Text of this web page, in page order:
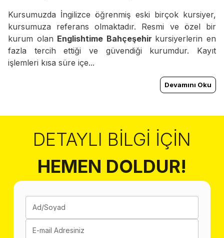
Kursumuzda İngilizce öğrenmiş eski birçok kursiyer,
kursumuza referans olmaktadır. Resmi ve özel bir
kurum olan Englishtime Bahçeşehir kursiyerlerin en
fazla tercih ettiği ve güvendiği kurumdur. Kayıt
işlemleri kısa süre içe...
Devamını Oku
DETAYLI BILGI İÇIN
HEMEN DOLDUR!
Ad/Soyad
E-mail Adresiniz